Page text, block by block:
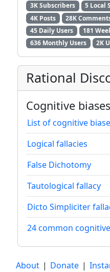
3K Subscribers
5 Local
4K Posts
28K
45 Daily Users
181
636 Monthly Users
2K
Rational
Cognitive
List of cognitive
Logical fallacies
False Dichotomy
Tautological fallacy
Dicto Simpliciter
24 common
About | Donate |